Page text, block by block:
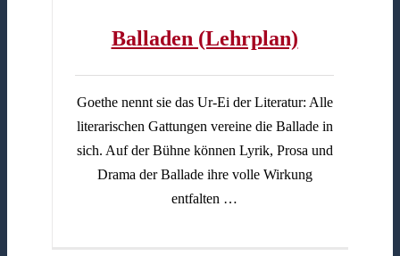
Balladen (Lehrplan)
Goethe nennt sie das Ur-Ei der Literatur: Alle
literarischen Gattungen vereine die Ballade in
sich. Auf der Bühne können Lyrik, Prosa und
Drama der Ballade ihre volle Wirkung
entfalten …